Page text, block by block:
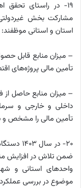
۱۹- در راستای
مشارکت بخش
استان و استانی موظفند:
– میزان منابع قابل
تأمین مالی پروژه‌های
– میزان منابع حاصل
داخلی و خارجی و
تأمین مالی را مشخص و
۲۰- در
ضمن تلاش در افزایش
واحدهای استانی و
موضوع در بررسی